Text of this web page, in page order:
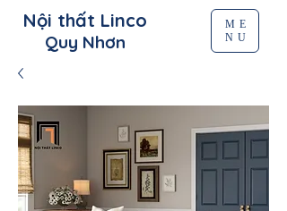
ME
NU
Nội thất Linco
Quy Nhơn